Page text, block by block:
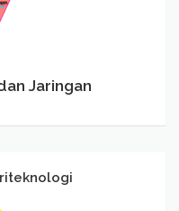
Jaringan